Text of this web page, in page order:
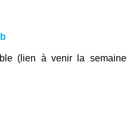
(lien à venir la semaine